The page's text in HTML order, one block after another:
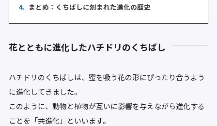
4. まとめ：くちばしに刻まれた進化の歴史
花とともに進化したハチドリのくちばし
ハチドリのくちばしは、蜜を吸う花の形にぴったり合うよう
に進化してきました。
このように、動物と植物が互いに影響を与えながら進化する
ことを「共進化」といいます。